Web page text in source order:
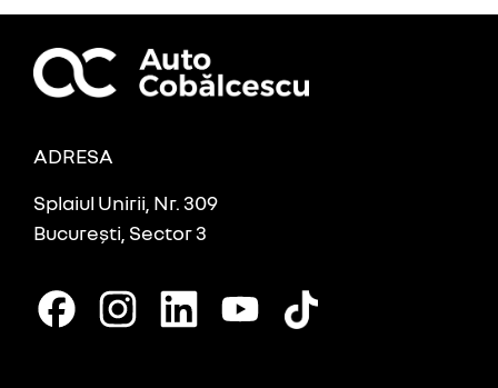
ADRESA
Splaiul Unirii, Nr. 309
București, Sector 3